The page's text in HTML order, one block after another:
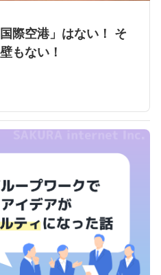
際空港」はない！ そ
もない！